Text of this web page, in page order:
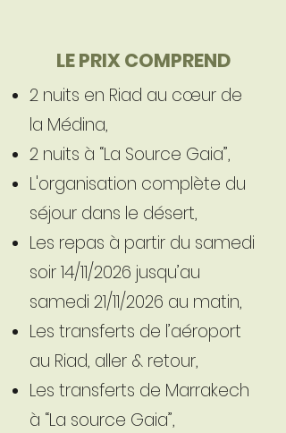
LE PRIX COMPREND
2 nuits en Riad au cœur de
la Médina,
2 nuits à “La Source Gaia”,
L'organisation complète du
séjour dans le désert,
Les repas à partir du samedi
soir 14/11/2026 jusqu’au
samedi 21/11/2026 au matin,
Les transferts de l’aéroport
au Riad, aller & retour,
Les transferts de Marrakech
à “La source Gaia”,